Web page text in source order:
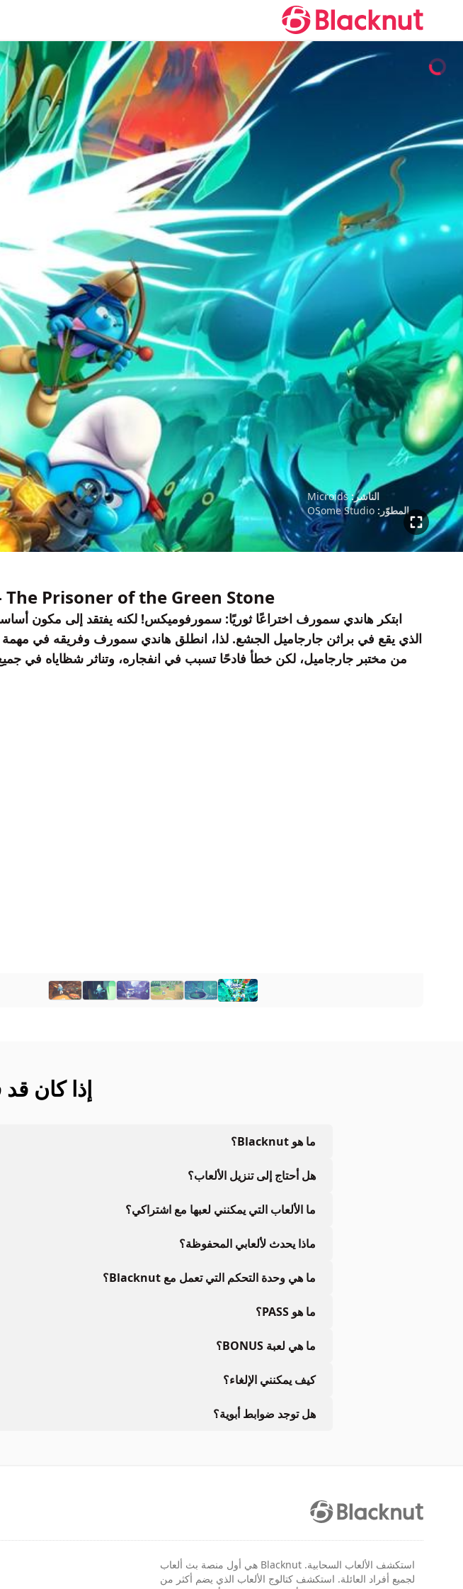
الناشر: Microids
المطوّر: OSome Studio
The Prisoner of the Green Stone
ابتكر هاندي سمورف اختراعًا ثوريًا: سمورفوميكس! لكنه يفتقد إلى مكون
الذي يقع في براثن جارجاميل الجشع. لذا، انطلق هاندي سمورف وفريقه في مهمة
من مختبر جارجاميل، لكن خطأ فادحًا تسبب في انفجاره، وتناثر شظاياه في جميع
إذا كان
ما هو Blacknut؟
هل أحتاج إلى تنزيل الألعاب؟
ما الألعاب التي يمكنني لعبها مع اشتراكي؟
ماذا يحدث لألعابي المحفوظة؟
ما هي وحدة التحكم التي تعمل مع Blacknut؟
ما هو PASS؟
ما هي لعبة BONUS؟
كيف يمكنني الإلغاء؟
هل توجد ضوابط أبوية؟
استكشف الألعاب السحابية. Blacknut هي أول منصة بث ألعاب
لجميع أفراد العائلة. استكشف كتالوج الألعاب الذي يضم أكثر من